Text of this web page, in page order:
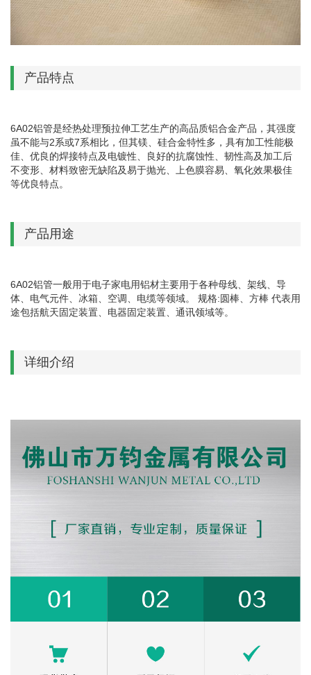
产品特点
6A02铝管是经热处理预拉伸工艺生产的高品质铝合金产品，其强度
虽不能与2系或7系相比，但其镁、硅合金特性多，具有加工性能极
佳、优良的焊接特点及电镀性、良好的抗腐蚀性、韧性高及加工后
不变形、材料致密无缺陷及易于抛光、上色膜容易、氧化效果极佳
等优良特点。
产品用途
6A02铝管一般用于电子家电用铝材主要用于各种母线、架线、导
体、电气元件、冰箱、空调、电缆等领域。 规格:圆棒、方棒 代表用
途包括航天固定装置、电器固定装置、通讯领域等。
详细介绍